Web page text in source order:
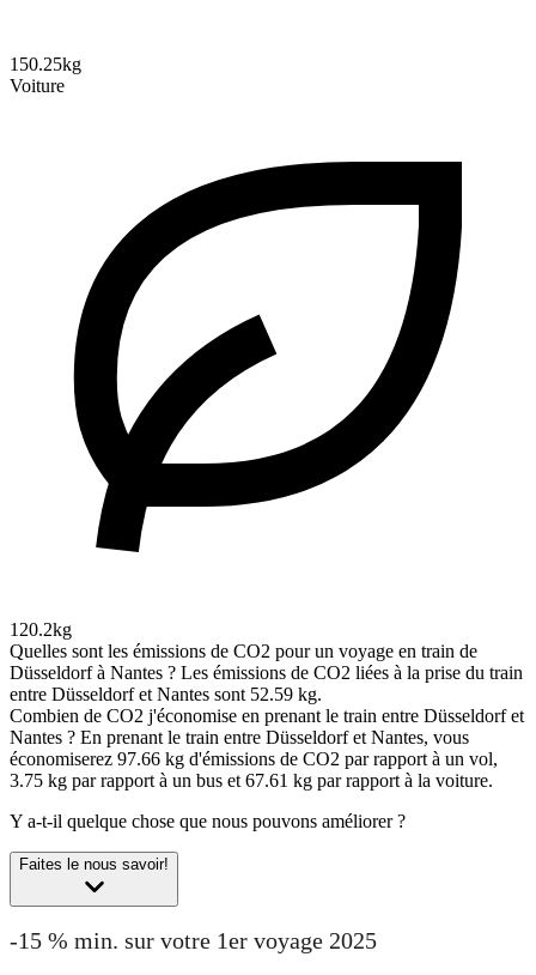
150.25kg
Voiture
120.2kg
Quelles sont les émissions de CO2 pour un voyage en train de
Düsseldorf à Nantes ? Les émissions de CO2 liées à la prise du train
entre Düsseldorf et Nantes sont 52.59 kg.
Combien de CO2 j'économise en prenant le train entre Düsseldorf et
Nantes ? En prenant le train entre Düsseldorf et Nantes, vous
économiserez 97.66 kg d'émissions de CO2 par rapport à un vol,
3.75 kg par rapport à un bus et 67.61 kg par rapport à la voiture.
Y a-t-il quelque chose que nous pouvons améliorer ?
Faites le nous savoir!
-15 % min. sur votre 1er voyage 2025